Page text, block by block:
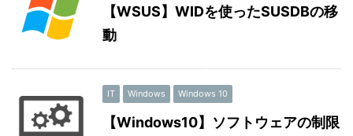
【WSUS】WIDを使ったSUSDBの移
動
IT Windows Windows 10
【Windows10】ソフトウェアの制限